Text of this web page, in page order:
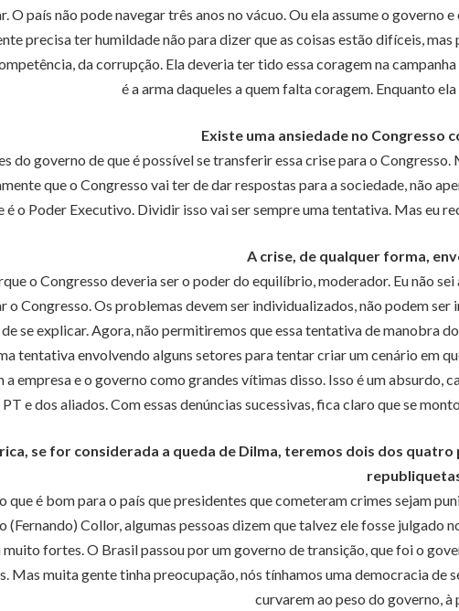
O país não pode navegar três anos no vácuo. Ou ela assume o governo
precisa ter humildade não para dizer que as coisas estão difíceis,
da corrupção. Ela deveria ter tido essa coragem na
é a arma daqueles a quem falta coragem. Enquanto
Existe uma ansiedade no Congresso
do governo de que é possível se transferir essa crise para o
que o Congresso vai ter de dar respostas para a sociedade, não
o Poder Executivo. Dividir isso vai ser sempre uma tentativa. Mas eu
A crise, de qualquer forma,
o Congresso deveria ser o poder do equilíbrio, moderador. Eu não
o Congresso. Os problemas devem ser individualizados, não podem
se explicar. Agora, não permitiremos que essa tentativa de manobra
tentativa envolvendo alguns setores para tentar criar um cenário em
empresa e o governo como grandes vítimas disso. Isso é um absurdo,
e dos aliados. Com essas denúncias sucessivas, fica claro que se
se for considerada a queda de Dilma, teremos dois dos
que é bom para o país que presidentes que cometeram crimes sejam
(Fernando) Collor, algumas pessoas dizem que talvez ele fosse
fortes. O Brasil passou por um governo de transição, que foi o
Mas muita gente tinha preocupação, nós tínhamos uma democracia de
curvarem ao peso do governo, à